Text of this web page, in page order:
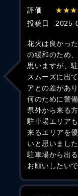
評価 ★★★
投稿日
2025-
花火は良かっ
の緩和のため
思いますが、
スムーズに出
アとの差があ
何のために警
県外から来る
駐車場エリア
来るエリアを
いと思いました
駐車場から出
お願いしたいで